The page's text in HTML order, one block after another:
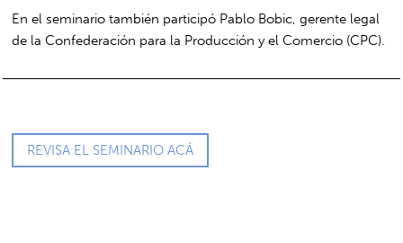
En el seminario también participó Pablo Bobic, gerente legal
de la Confederación para la Producción y el Comercio (CPC).
REVISA EL SEMINARIO ACÁ